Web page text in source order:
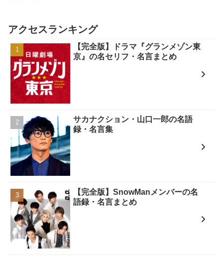
アクセスランキング
【完全版】ドラマ『グランメゾン東
京』の名セリフ・名言まとめ
サカナクション・山口一郎の名語
録・名言集
【完全版】SnowManメンバーの名
語録・名言まとめ